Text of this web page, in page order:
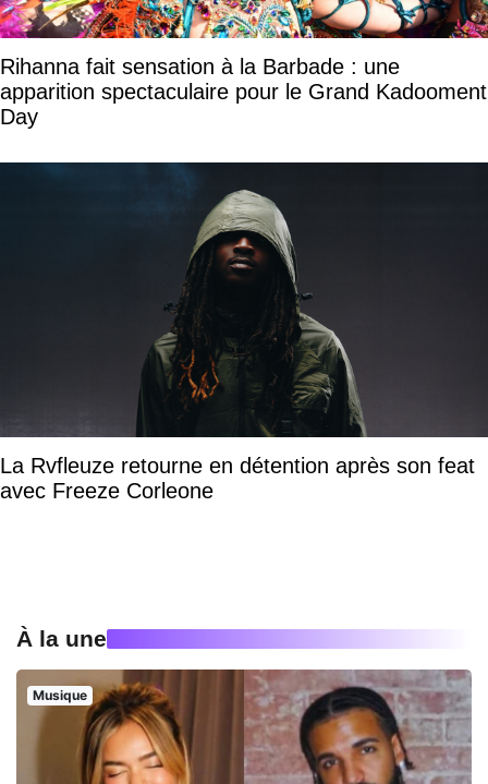
Rihanna fait sensation à la Barbade : une
apparition spectaculaire pour le Grand Kadooment
Day
La Rvfleuze retourne en détention après son feat
avec Freeze Corleone
À la une
Musique